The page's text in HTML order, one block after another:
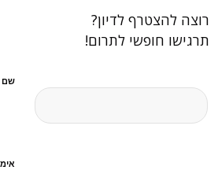
רוצה להצטרף לדיון?
תרגישו חופשי לתרום!